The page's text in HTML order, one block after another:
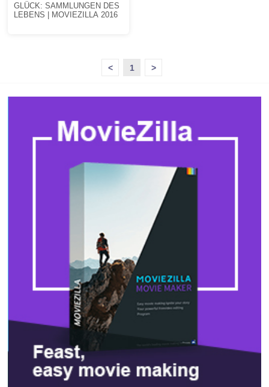
GLÜCK: SAMMLUNGEN DES
LEBENS | MOVIEZILLA 2016
< 1 >